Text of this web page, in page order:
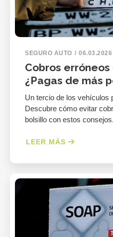
SEGURO AUTO 06.03.2026
Cobros erróneos
¿Pagas de más
Un tercio de los vehículos
Descubre cómo evitar
bolsillo con estos consejos.
LEER MÁS